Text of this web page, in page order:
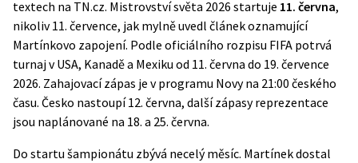
textech na TN.cz. Mistrovství světa 2026 startuje 11. června,
nikoliv 11. července, jak mylně uvedl článek oznamující
Martínkovo zapojení. Podle oficiálního rozpisu FIFA potrvá
turnaj v USA, Kanadě a Mexiku od 11. června do 19. července
2026. Zahajovací zápas je v programu Novy na 21:00 českého
času. Česko nastoupí 12. června, další zápasy reprezentace
jsou naplánované na 18. a 25. června.
Do startu šampionátu zbývá necelý měsíc. Martínek dostal